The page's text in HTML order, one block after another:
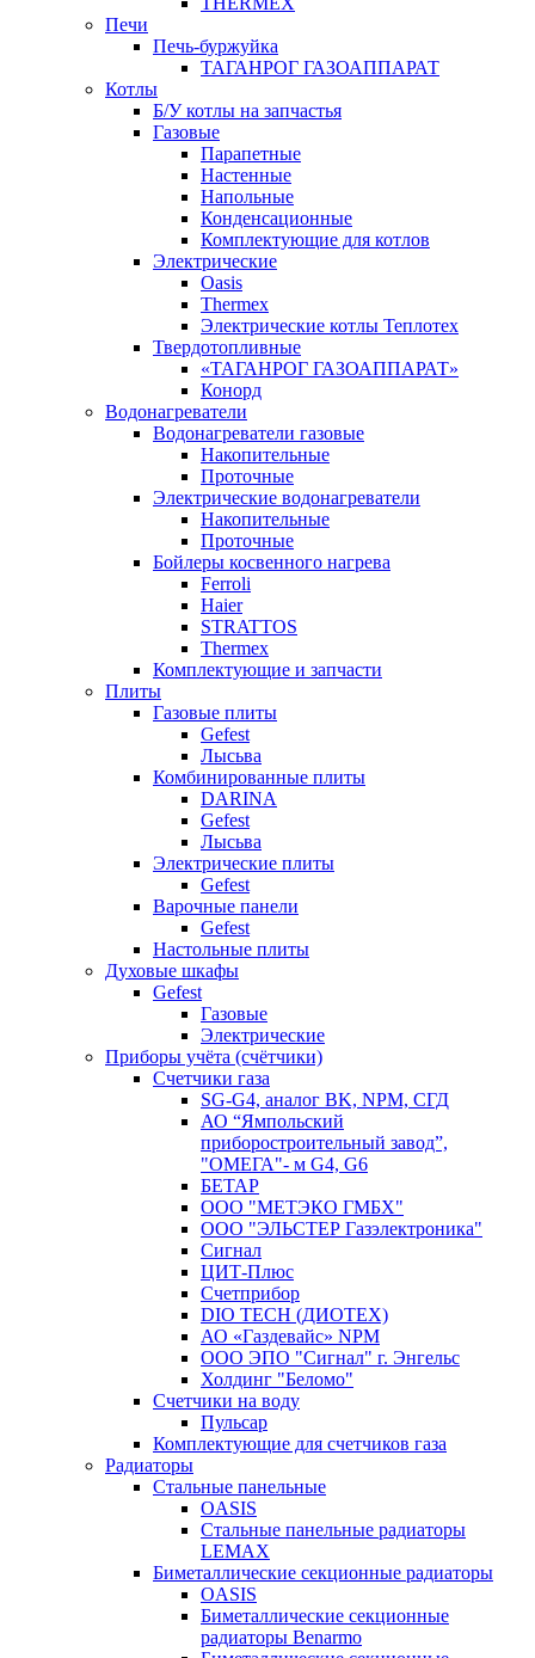
Печи
Печь-буржуйка
ТАГАНРОГ ГАЗОАППАРАТ
Котлы
Б/У котлы на запчастья
Газовые
Парапетные
Настенные
Напольные
Конденсационные
Комплектующие для котлов
Электрические
Oasis
Thermex
Электрические котлы Теплотех
Твердотопливные
«ТАГАНРОГ ГАЗОАППАРАТ»
Конорд
Водонагреватели
Водонагреватели газовые
Накопительные
Проточные
Электрические водонагреватели
Накопительные
Проточные
Бойлеры косвенного нагрева
Ferroli
Haier
STRATTOS
Thermex
Комплектующие и запчасти
Плиты
Газовые плиты
Gefest
Лысьва
Комбинированные плиты
DARINA
Gefest
Лысьва
Электрические плиты
Gefest
Варочные панели
Gefest
Настольные плиты
Духовые шкафы
Gefest
Газовые
Электрические
Приборы учёта (счётчики)
Счетчики газа
SG-G4, аналог BK, NPM, СГД
АО “Ямпольский
приборостроительный завод”,
"ОМЕГА"- м G4, G6
БЕТАР
ООО "МЕТЭКО ГМБХ"
ООО "ЭЛЬСТЕР Газэлектроника"
Сигнал
ЦИТ-Плюс
Счетприбор
DIO TECH (ДИОТЕХ)
АО «Газдевайс» NPM
ООО ЭПО "Сигнал" г. Энгельс
Холдинг "Беломо"
Счетчики на воду
Пульсар
Комплектующие для счетчиков газа
Радиаторы
Стальные панельные
OASIS
Стальные панельные радиаторы
LEMAX
Биметаллические секционные радиаторы
OASIS
Биметаллические секционные
радиаторы Benarmo